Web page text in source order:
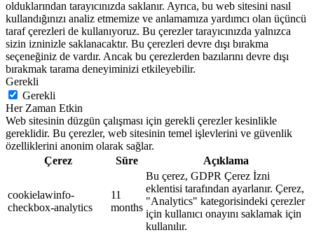
olduklarından tarayıcınızda saklanır. Ayrıca, bu web sitesini nasıl
kullandığınızı analiz etmemize ve anlamamıza yardımcı olan üçüncü
taraf çerezleri de kullanıyoruz. Bu çerezler tarayıcınızda yalnızca
sizin izninizle saklanacaktır. Bu çerezleri devre dışı bırakma
seçeneğiniz de vardır. Ancak bu çerezlerden bazılarını devre dışı
bırakmak tarama deneyiminizi etkileyebilir.
Gerekli
Gerekli
Her Zaman Etkin
Web sitesinin düzgün çalışması için gerekli çerezler kesinlikle
gereklidir. Bu çerezler, web sitesinin temel işlevlerini ve güvenlik
özelliklerini anonim olarak sağlar.
Çerez
Süre Açıklama
cookielawinfo-
checkbox-analytics
11
months
Bu çerez, GDPR Çerez İzni
eklentisi tarafından ayarlanır. Çerez,
"Analytics" kategorisindeki çerezler
için kullanıcı onayını saklamak için
kullanılır.